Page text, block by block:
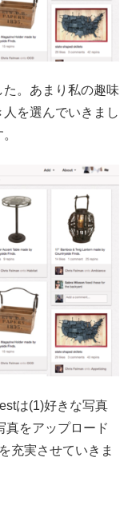
。あまり私の趣味
を選んでいきまし
は(1)好きな写真
真をアップロード
充実させていきま